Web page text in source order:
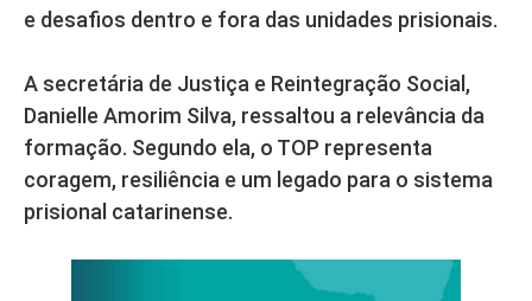
e desafios dentro e fora das unidades prisionais.
A secretária de Justiça e Reintegração Social,
Danielle Amorim Silva, ressaltou a relevância da
formação. Segundo ela, o TOP representa
coragem, resiliência e um legado para o sistema
prisional catarinense.